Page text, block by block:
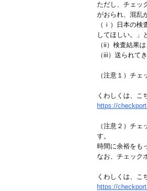
ただし、チェッ
がおられ、混乱
（ｉ）日本の
してほしい。」
（ii）検査結果
（iii）送られて
（注意１）チ
くわしくは、こ
https://
（注意２）チ
す。
時間に余裕をも
なお、チェック
くわしくは、こ
https://